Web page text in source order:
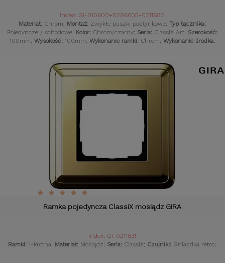
Index: GI-010600+0296605+0211682
Materiał: Chrom; Montaż: Zwykłe puszki podtynkowe; Typ łącznika:
Pojedyncze / schodowe; Kolor: Chrom/czarny; Seria: ClassiX Art; Szerokość:
100mm; Wysokość: 100mm; Wykonanie ramki: Chrom; Wykonanie środka:
Ramka pojedyncza ClassiX mosiądz GIRA
Index: GI-0211631
Ramki: 1-krotna; Materiał: Mosiądz; Seria: ClassiX; Czujniki: Gniazdka retro;